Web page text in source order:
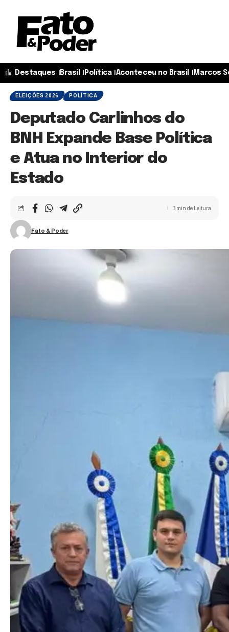
Destaques Brasil Política Aconteceu no Brasil Marcos
ELEIÇÕES 2026 POLÍTICA
Deputado Carlinhos do
BNH Expande Base Política
e Atua no Interior do
Estado
Fato & Poder
3 min de Leitura